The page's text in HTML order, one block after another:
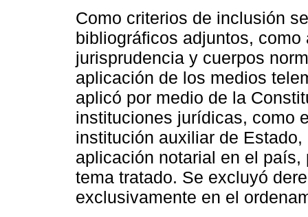
Como criterios de inclusión
bibliográficos adjuntos,
jurisprudencia y cuerpos
aplicación de los medios
aplicó por medio de la
instituciones jurídicas, como
institución auxiliar de
aplicación notarial en el
tema tratado. Se excluyó
exclusivamente en el